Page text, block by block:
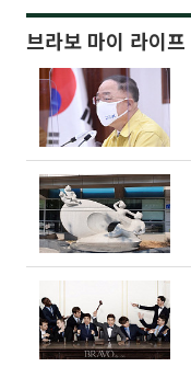
브라보 마이 라이프